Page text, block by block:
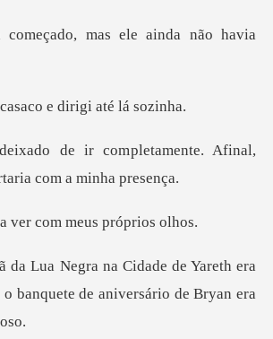
eçado, mas ele ainda
casaco e dirigi
pletamente. Afinal,
ver com meus
Yareth era
banquete de an